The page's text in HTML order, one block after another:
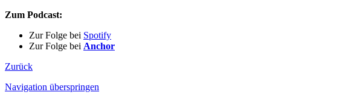
Zum Podcast:
Zur Folge bei Spotify
Zur Folge bei Anchor
Zurück
Navigation überspringen